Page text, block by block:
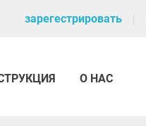
зарегестрировать
О НАС